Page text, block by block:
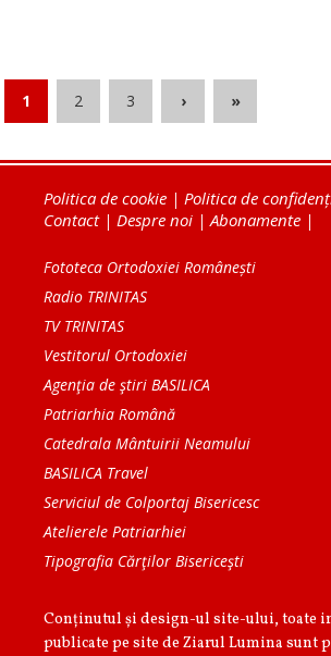
1 2 3 › »
Politica de cookie | Politica de
Contact| Despre noi |Abonamente |
Fototeca Ortodoxiei Românești
Radio TRINITAS
TV TRINITAS
Vestitorul Ortodoxiei
Agenţia de ştiri BASILICA
Patriarhia Română
Catedrala Mântuirii Neamului
BASILICA Travel
Serviciul de Colportaj Bisericesc
Atelierele Patriarhiei
Tipografia Cărţilor Bisericeşti
Conținutul și design-ul site-ului, toate
publicate pe site de Ziarul Lumina sunt